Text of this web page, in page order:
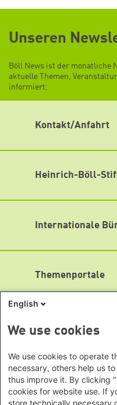
Unseren
Böll News ist der monatliche
aktuelle Themen,
informiert.
Kontakt/Anfahrt
Empfang und
info@boell.de
Montag bis Freitag
Lageplan
Heinrich-Böll-
Heinrich-Böll-
Baden-Württemberg
Mecklenburg-
Niedersachsen
Nordrhein-Westfalen
Rheinland-Pfalz
Internationale
Büro Neu-Delhi -
Büro Phnom Penh -
Büro Südostasien
Dialog
Büro Horn von
Somalia/Somaliland,
Äthiopien
Themenportale
Heimatkunde
Gunda-Werner-Institut
Archiv Grünes
Studienwerk
Mediatheken
Antifeminismus
Gender Mediathek
Grüne Websites
Bündnis 90 / Die
English
We use cookies
We use cookies to operate
necessary, others help us
thus improve it. By clicking
cookies for website use. If
store technically necessary